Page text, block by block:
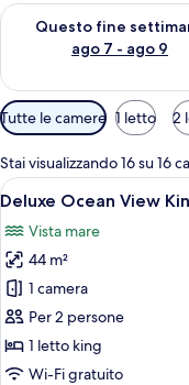
Questo fine
ago 7 - ago 9
Verifica la disponibilità
Filtri
disponibili
per
le
camere
Tutte le camere 1 letto 2
Stai visualizzando 16 su 16
Apri
tutte
le
foto
per
Deluxe
Ocean
View
5
Deluxe Ocean View
Vista mare
44 m²
1 camera
Per 2 persone
1 letto king
Wi-Fi gratuito